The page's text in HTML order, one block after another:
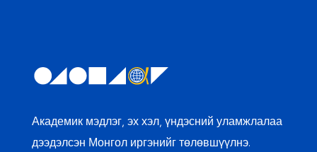
Академик мэдлэг, эх хэл, үндэсний уламжлалаа
дээдэлсэн Монгол иргэнийг төлөвшүүлнэ.